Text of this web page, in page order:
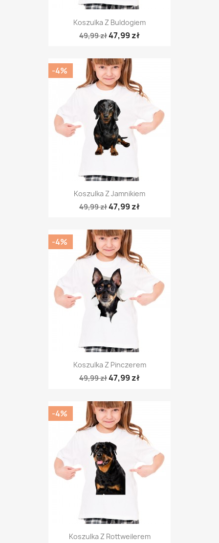
Koszulka Z Buldogiem
49,99 zł47,99 zł
Koszulka Z Jamnikiem
49,99 zł47,99 zł
-4%
Koszulka Z Pinczerem
49,99 zł47,99 zł
-4%
Koszulka Z Rottweilerem
-4%